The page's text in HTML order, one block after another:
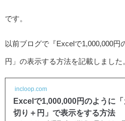
です。
以前ブログで『Excelで1,000,000円
円」の表示する方法を記載しました
incloop.com
Excelで1,000,000円のように
切り＋円」で表示をする方法